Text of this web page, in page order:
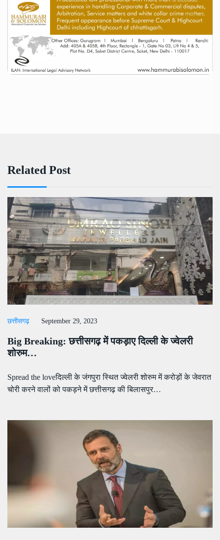
Related Post
छत्तीसगढ़ September 29, 2023
Big Breaking: छत्तीसगढ़ में पकड़ाए दिल्ली के ज्वेलरी
शोरुम…
Spread the loveदिल्ली के जंगपुरा स्थित ज्वेलरी शोरुम में करोड़ों के जेवरात
चोरी करने वालों को पकड़ने में छत्तीसगढ़ की बिलासपुर…